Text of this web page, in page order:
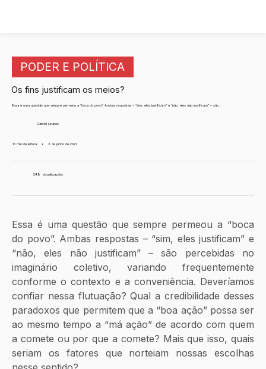
PODER E POLÍTICA
Os fins justificam os meios?
Essa é uma questão que sempre permeou a “boca do povo”. Ambas respostas – “sim, eles justificam” e “não, eles não justificam” – são...
Gabriel Linares
10 min de leitura • 3 de junho de 2021
248 visualizações
Essa é uma questão que sempre permeou a “boca
do povo”. Ambas respostas – “sim, eles justificam” e
“não, eles não justificam” – são percebidas no
imaginário coletivo, variando frequentemente
conforme o contexto e a conveniência. Deveríamos
confiar nessa flutuação? Qual a credibilidade desses
paradoxos que permitem que a “boa ação” possa ser
ao mesmo tempo a “má ação” de acordo com quem
a comete ou por que a comete? Mais que isso, quais
seriam os fatores que norteiam nossas escolhas